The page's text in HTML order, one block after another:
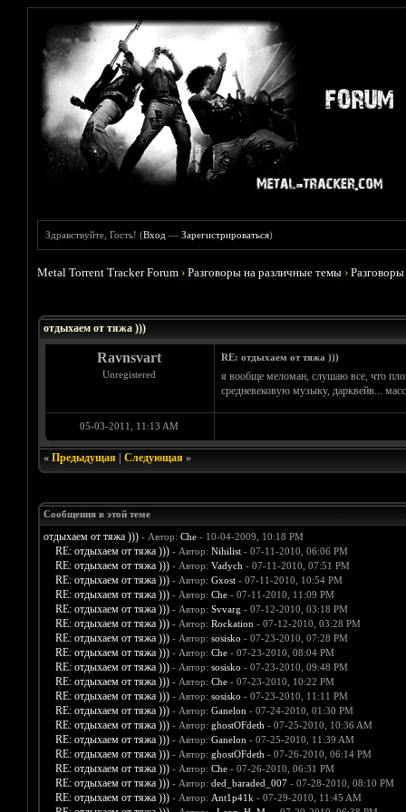
Здравствуйте, Гость! (Вход —Зарегистрироваться)
Metal Torrent Tracker Forum ›Разговоры на различные темы ›
отдыхаем от тяжа )))
Ravnsvart
Unregistered
RE: отдыхаем от тяжа )))
я вообще меломан, слушаю все, что
средневековую музыку, дарквейв...
05-03-2011, 11:13 AM
« Предыдущая| Следующая»
Сообщения в этой теме
отдыхаем от тяжа ))) - Автор: Che- 10-04-2009, 10:18 PM
RE: отдыхаем от тяжа ))) - Автор: Nihilist- 07-11-2010, 06:06 PM
RE: отдыхаем от тяжа ))) - Автор: Vadych - 07-11-2010, 07:51 PM
RE: отдыхаем от тяжа ))) - Автор: Gxost- 07-11-2010, 10:54 PM
RE: отдыхаем от тяжа ))) - Автор: Che- 07-11-2010, 11:09 PM
RE: отдыхаем от тяжа ))) - Автор: Svvarg - 07-12-2010, 03:18 PM
RE: отдыхаем от тяжа ))) - Автор: Rockation - 07-12-2010, 03:28 PM
RE: отдыхаем от тяжа ))) - Автор: sosisko - 07-23-2010, 07:28 PM
RE: отдыхаем от тяжа ))) - Автор: Che- 07-23-2010, 08:04 PM
RE: отдыхаем от тяжа ))) - Автор: sosisko - 07-23-2010, 09:48 PM
RE: отдыхаем от тяжа ))) - Автор: Che- 07-23-2010, 10:22 PM
RE: отдыхаем от тяжа ))) - Автор: sosisko - 07-23-2010, 11:11 PM
RE: отдыхаем от тяжа ))) - Автор: Ganelon - 07-24-2010, 01:30 PM
RE: отдыхаем от тяжа ))) - Автор: ghostOFdeth - 07-25-2010, 10:36 AM
RE: отдыхаем от тяжа ))) - Автор: Ganelon - 07-25-2010, 11:39 AM
RE: отдыхаем от тяжа ))) - Автор: ghostOFdeth - 07-26-2010, 06:14 PM
RE: отдыхаем от тяжа ))) - Автор: Che- 07-26-2010, 06:31 PM
RE: отдыхаем от тяжа ))) - Автор: ded_baraded_007- 07-28-2010, 08:10 PM
RE: отдыхаем от тяжа ))) - Автор: Ant1p41k - 07-29-2010, 11:45 AM